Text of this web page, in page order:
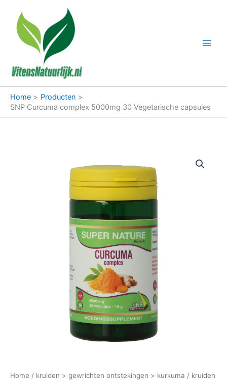
inhoud
Home
Producten
SNP Curcuma complex 5000mg 30 Vegetarische capsules
Home / kruiden > gewrichten ontstekingen > kurkuma / kruiden